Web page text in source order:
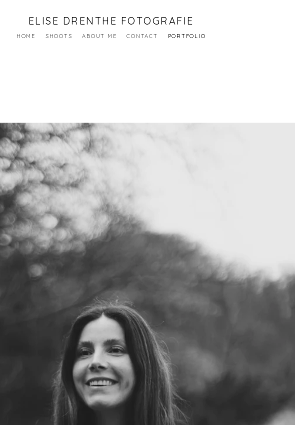
ELISE DRENTHE FOTOGRAFIE
HOME SHOOTS ABOUT ME CONTACT PORTFOLIO